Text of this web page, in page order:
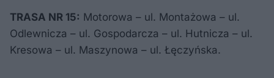
TRASA NR 15: Motorowa – ul. Montażowa – ul.
Odlewnicza – ul. Gospodarcza – ul. Hutnicza – ul.
Kresowa – ul. Maszynowa – ul. Łęczyńska.